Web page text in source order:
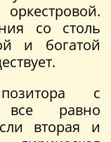
со столь
и богатой
с
все равно
вторая и